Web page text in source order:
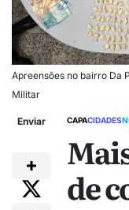
Apreensões no bairro Da
Militar
Enviar CAPACIDADES
de